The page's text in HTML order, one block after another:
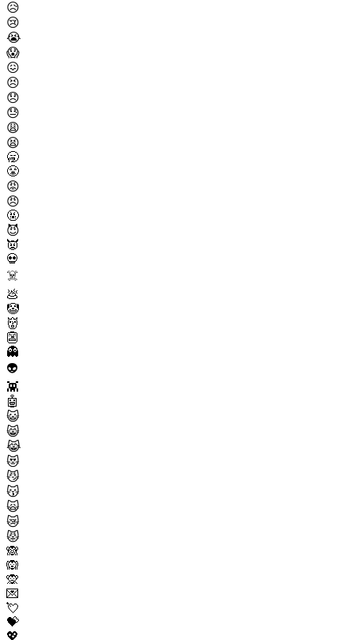
😥
😢
😭
😱
😖
😣
😞
😓
😩
😫
🥱
😤
😡
😠
🤬
😈
👿
💀
☠️
💩
🤡
👹
👺
👻
👽
👾
🤖
😺
😸
😹
😻
😼
😽
🙀
😿
😾
🙈
🙉
🙊
💌
💘
💝
💖